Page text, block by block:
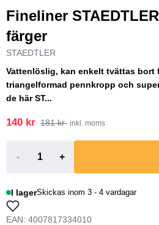
Fineliner
färger
STAEDTLER
Vattenlöslig, kan enkelt tvättas bort
triangelformad pennkropp och
de här ST...
140 kr 181 kr inkl. moms
- +
I lagerSkickas inom 3 - 4 vardagar
EAN: 4007817334010